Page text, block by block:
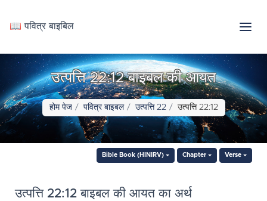
📖 पवित्र बाइबिल
उत्पत्ति 22:12 बाइबल की आयत
होम पेज पवित्र बाइबल उत्पत्ति 22 उत्पत्ति 22:12
Bible Book (HINIRV) Chapter Verse
उत्पत्ति 22:12 बाइबल की आयत का अर्थ